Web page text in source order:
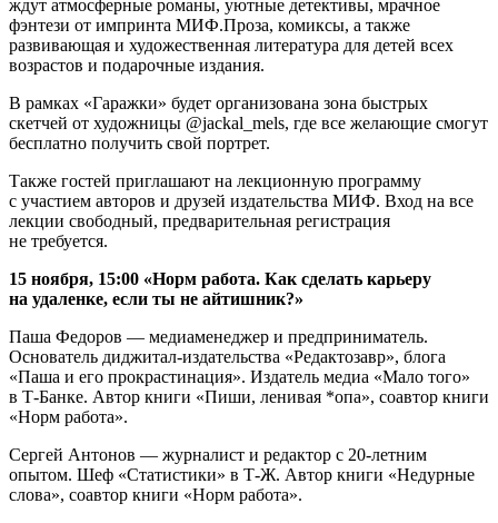
ждут атмосферные романы, уютные детективы, мрачное
фэнтези от импринта МИФ.Проза, комиксы, а также
развивающая и художественная литература для детей всех
возрастов и подарочные издания.
В рамках «Гаражки» будет организована зона быстрых
скетчей от художницы @jackal_mels, где все желающие смогут
бесплатно получить свой портрет.
Также гостей приглашают на лекционную программу
с участием авторов и друзей издательства МИФ. Вход на все
лекции свободный, предварительная регистрация
не требуется.
15 ноября, 15:00 «Норм работа. Как сделать карьеру
на удаленке, если ты не айтишник?»
Паша Федоров — медиаменеджер и предприниматель.
Основатель диджитал-издательства «Редактозавр», блога
«Паша и его прокрастинация». Издатель медиа «Мало того»
в Т-Банке. Автор книги «Пиши, ленивая *опа», соавтор книги
«Норм работа».
Сергей Антонов — журналист и редактор с 20-летним
опытом. Шеф «Статистики» в Т-Ж. Автор книги «Недурные
слова», соавтор книги «Норм работа».